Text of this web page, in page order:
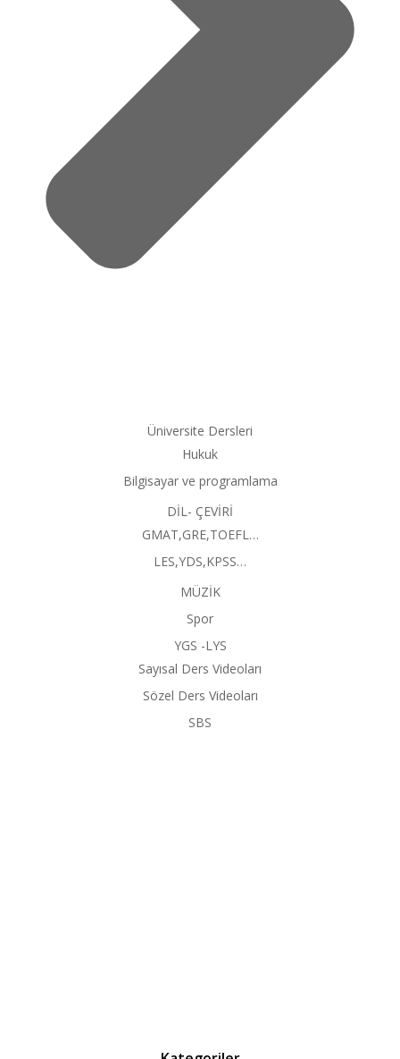
Üniversite Dersleri
Hukuk
Bilgisayar ve programlama
DİL- ÇEVİRİ
GMAT,GRE,TOEFL…
LES,YDS,KPSS…
MÜZİK
Spor
YGS -LYS
Sayısal Ders Videoları
Sözel Ders Videoları
SBS